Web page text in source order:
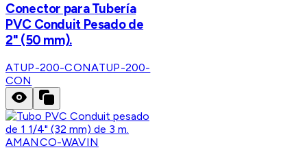
Conector para Tubería
PVC Conduit Pesado de
2" (50 mm).
ATUP-200-CONATUP-200-
CON
AMANCO-WAVIN